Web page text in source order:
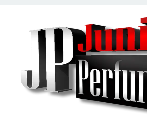
para lembrar e entender como você usa
site, analisar seu uso de nossos produtos e
serviços, ajudar com nossos esforços de
marketing e fornecer conteúdo de terceiros.
Política de Cookies e Privacidade